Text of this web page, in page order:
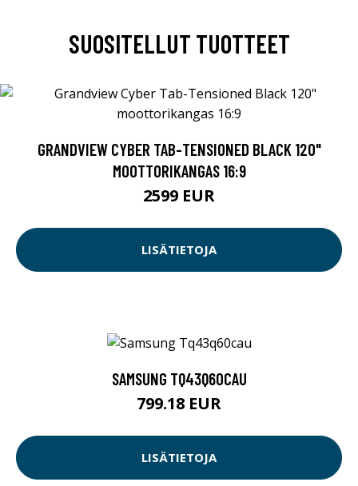
SUOSITELLUT TUOTTEET
GRANDVIEW CYBER TAB-TENSIONED BLACK 120"
MOOTTORIKANGAS 16:9
2599 EUR
LISÄTIETOJA
SAMSUNG TQ43Q60CAU
799.18 EUR
LISÄTIETOJA